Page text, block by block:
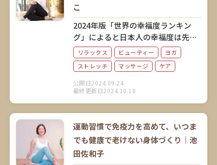
こ
リラックス ビューティー
ヨガ
ストレッチ
マッサージ ケア
公開日2024.09.24
最終更新日2024.10.18
2024年版「世界の幸福度ランキン
グ」によると日本人の幸福度は先進
7カ国で最下位。そこでご紹介した
いのが「幸せになるヨガ」です。人
気ヨガインストラクターの相楽のり
こさんに、ヨガがもたらす心と身体
のポジティブな変化について教えて
いただきました。
運動習慣で免疫力を高めて、いつま
でも健康で老けない身体づくり｜池
田佐和子